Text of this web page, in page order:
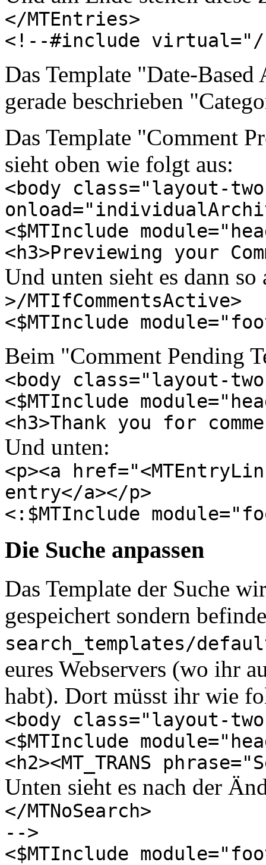
</MTEntries>
<!--#include
Das Template "Date-
gerade beschrieben
Das Template "Comment
sieht oben wie folgt aus:
<body class="layout-
<$MTInclude
<h3>Previewing your
Und unten sieht es dann so
>/MTIfCommentsActive>
<$MTInclude
Beim "Comment Pending
<body class="layout-
<$MTInclude
<h3>Thank you for
Und unten:
<p><a
entry</a></p>
<:$MTInclude
Die Suche anpassen
Das Template der Suche
gespeichert sondern
search_templates/
eures Webservers (wo ihr
habt). Dort müsst ihr wie
<body class="layout-
<$MTInclude
<h2><MT_TRANS
Unten sieht es nach der
</MTNoSearch>
-->
<$MTInclude